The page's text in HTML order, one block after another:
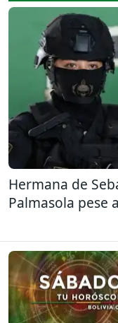
Hermana de
Palmasola pese